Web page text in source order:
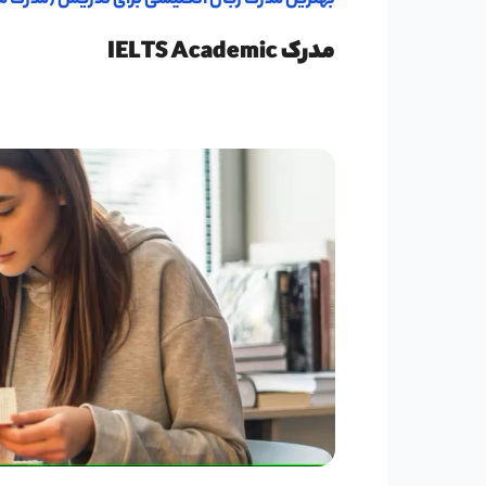
مدرک IELTS Academic